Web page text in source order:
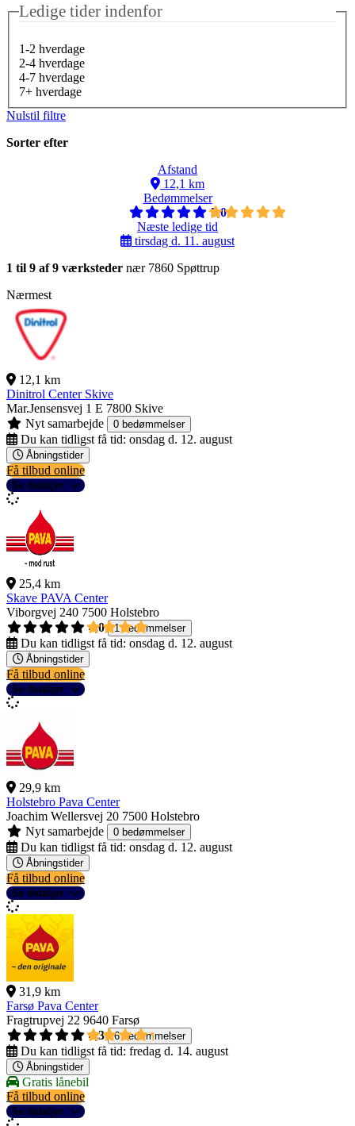
Ledige tider indenfor
1-2 hverdage
2-4 hverdage
4-7 hverdage
7+ hverdage
Nulstil filtre
Sorter efter
Afstand
12,1 km
Bedømmelser
5,0
Næste ledige tid
tirsdag d. 11. august
1 til 9 af 9 værksteder nær 7860 Spøttrup
Nærmest
12,1 km
Dinitrol Center Skive
Mar.Jensensvej 1 E 7800 Skive
Nyt samarbejde
0 bedømmelser
Du kan tidligst få tid: onsdag d. 12. august
Åbningstider
Få tilbud online
Se detaljer
25,4 km
Skave PAVA Center
Viborgvej 240 7500 Holstebro
4,0
1 bedømmelser
Du kan tidligst få tid: onsdag d. 12. august
Åbningstider
Få tilbud online
Se detaljer
29,9 km
Holstebro Pava Center
Joachim Wellersvej 20 7500 Holstebro
Nyt samarbejde
0 bedømmelser
Du kan tidligst få tid: onsdag d. 12. august
Åbningstider
Få tilbud online
Se detaljer
31,9 km
Farsø Pava Center
Fragtrupvej 22 9640 Farsø
4,3
6 bedømmelser
Du kan tidligst få tid: fredag d. 14. august
Åbningstider
Gratis lånebil
Få tilbud online
Se detaljer